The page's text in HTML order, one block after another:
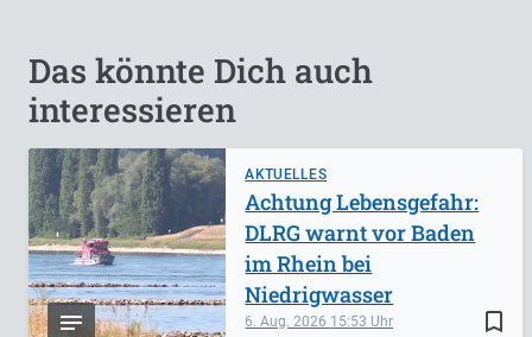
Das könnte Dich auch
interessieren
AKTUELLES
bookmark_border
6. Aug. 2026 15:53
Achtung Lebensgefahr:
DLRG warnt vor Baden
im Rhein bei
Niedrigwasser